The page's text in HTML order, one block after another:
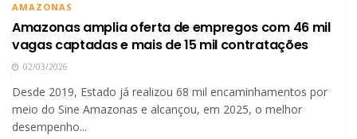
AMAZONAS
Amazonas amplia oferta de empregos com 46 mil
vagas captadas e mais de 15 mil contratações
02/03/2026
Desde 2019, Estado já realizou 68 mil encaminhamentos por
meio do Sine Amazonas e alcançou, em 2025, o melhor
desempenho...